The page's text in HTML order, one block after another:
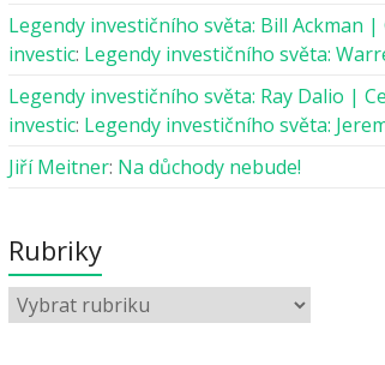
Legendy investičního světa: Bill Ackman
investic: Legendy investičního světa:
Legendy investičního světa: Ray Dalio |
investic: Legendy investičního světa:
Jiří Meitner: Na důchody nebude!
Rubriky